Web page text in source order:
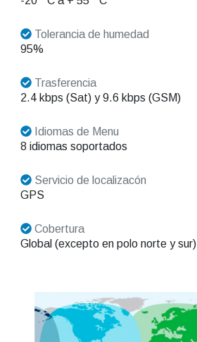
Tolerancia de humedad
95%
Trasferencia
2.4 kbps (Sat) y 9.6 kbps (GSM)
Idiomas de Menu
8 idiomas soportados
Servicio de localizacón
GPS
Cobertura
Global (excepto en polo norte y sur)